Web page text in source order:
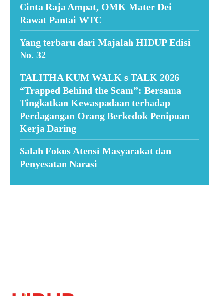
Cinta Raja Ampat, OMK Mater Dei
Rawat Pantai WTC
Yang terbaru dari Majalah HIDUP Edisi
No. 32
TALITHA KUM WALK s TALK 2026
“Trapped Behind the Scam”: Bersama
Tingkatkan Kewaspadaan terhadap
Perdagangan Orang Berkedok Penipuan
Kerja Daring
Salah Fokus Atensi Masyarakat dan
Penyesatan Narasi